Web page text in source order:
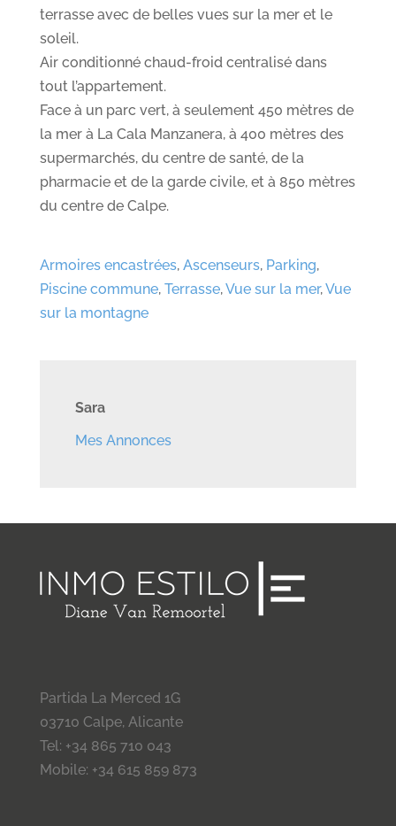
terrasse avec de belles vues sur la mer et le
soleil.
Air conditionné chaud-froid centralisé dans
tout l’appartement.
Face à un parc vert, à seulement 450 mètres de
la mer à La Cala Manzanera, à 400 mètres des
supermarchés, du centre de santé, de la
pharmacie et de la garde civile, et à 850 mètres
du centre de Calpe.
Armoires encastrées, Ascenseurs, Parking,
Piscine commune, Terrasse,Vue sur la mer,Vue
sur la montagne
Sara
Mes Annonces
Partida La Merced 1G
03710 Calpe, Alicante
Tel: +34 865 710 043
Mobile: +34 615 859 873